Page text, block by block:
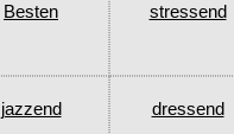
Besten stressend
jazzend dressend